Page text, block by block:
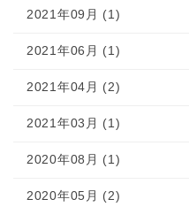
2021年09月 (1)
2021年06月 (1)
2021年04月 (2)
2021年03月 (1)
2020年08月 (1)
2020年05月 (2)